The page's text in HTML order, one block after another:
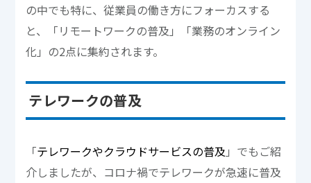
の中でも特に、従業員の働き方にフォーカスする
と、「リモートワークの普及」「業務のオンライン
化」の2点に集約されます。
テレワークの普及
「テレワークやクラウドサービスの普及 」でもご紹
介しましたが、コロナ禍でテレワークが急速に普及